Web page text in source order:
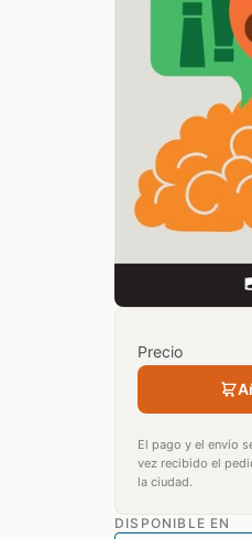
Precio
El pago y el envío
vez recibido el
la ciudad.
DISPONIBLE EN